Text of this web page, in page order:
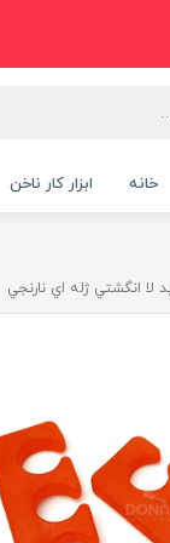
خانه ابزار کار ناخن
لا انگشتي ژله اي نارنجي